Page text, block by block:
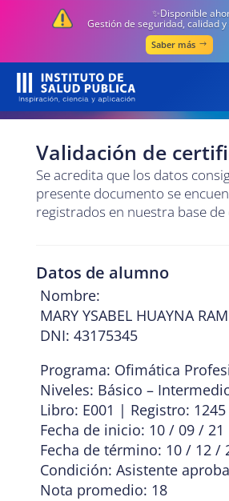
✨Disponible
Gestión de seguridad, calidad
Saber más
Validación de
Se acredita que los datos
presente documento se
registrados en nuestra base de
Datos de alumno
Nombre:
MARY YSABEL HUAYNA
DNI: 43175345
Programa: Ofimática
Niveles: Básico –
Libro: E001 | Registro: 1245
Fecha de inicio: 10 / 09 / 21
Fecha de término: 10 / 12 /
Condición: Asistente
Nota promedio: 18